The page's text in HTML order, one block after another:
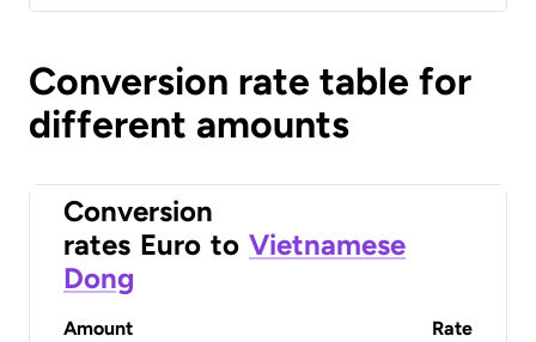
Conversion rate table for
different amounts
Conversion
rates Euro to Vietnamese
Dong
Amount Rate